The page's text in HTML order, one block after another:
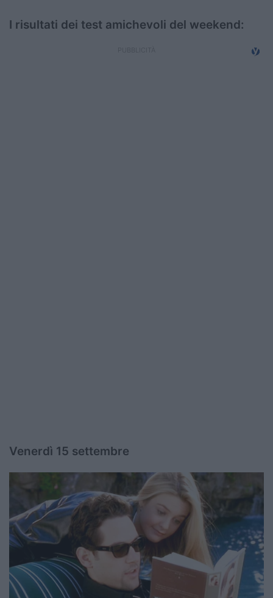
I risultati dei test amichevoli del weekend:
Venerdì 15 settembre